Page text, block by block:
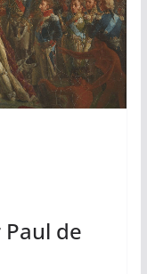
de